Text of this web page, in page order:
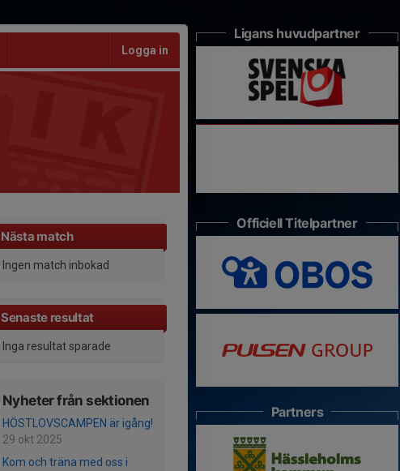
Logga in
Nästa match
Ingen match inbokad
Senaste resultat
Inga resultat sparade
Nyheter från sektionen
HÖSTLOVSCAMPEN är igång!
29 okt 2025
Kom och träna med oss i
Ligans huvudpartner
Officiell Titelpartner
Partners